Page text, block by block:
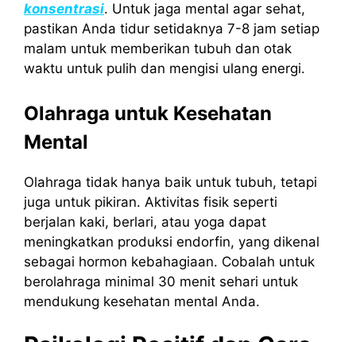
konsentrasi. Untuk jaga mental agar sehat,
pastikan Anda tidur setidaknya 7-8 jam setiap
malam untuk memberikan tubuh dan otak
waktu untuk pulih dan mengisi ulang energi.
Olahraga untuk Kesehatan
Mental
Olahraga tidak hanya baik untuk tubuh, tetapi
juga untuk pikiran. Aktivitas fisik seperti
berjalan kaki, berlari, atau yoga dapat
meningkatkan produksi endorfin, yang dikenal
sebagai hormon kebahagiaan. Cobalah untuk
berolahraga minimal 30 menit sehari untuk
mendukung kesehatan mental Anda.